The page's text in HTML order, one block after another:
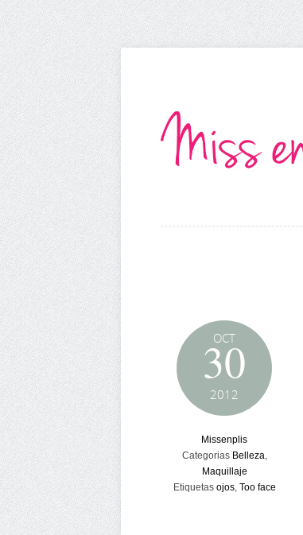
OCT
30
2012
Missenplis
Categorias Belleza,
Maquillaje
Etiquetas ojos, Too face